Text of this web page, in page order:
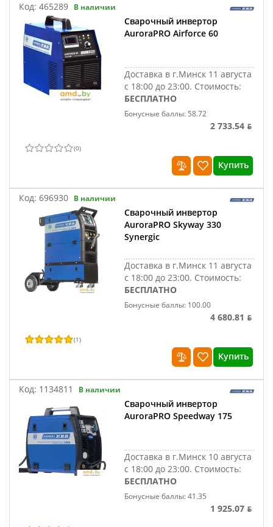
Код: 465289 В наличии
Сварочный инвертор
AuroraPRO Airforce 60
Доставка в г.Минск 11 августа
с 18:00 до 23:00. Стоимость:
БЕСПЛАТНО
Бонусные баллы: 58.72
2 733.54 ƃ
(0)
Купить
Код: 696930 В наличии
Сварочный инвертор
AuroraPRO Skyway 330
Synergic
Доставка в г.Минск 11 августа
с 18:00 до 23:00. Стоимость:
БЕСПЛАТНО
Бонусные баллы: 100.00
4 680.81 ƃ
(1)
Купить
Код: 1134811 В наличии
Сварочный инвертор
AuroraPRO Speedway 175
Доставка в г.Минск 10 августа
с 18:00 до 23:00. Стоимость:
БЕСПЛАТНО
Бонусные баллы: 41.35
1 925.07 ƃ